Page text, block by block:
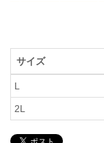
サイズ
L
2L